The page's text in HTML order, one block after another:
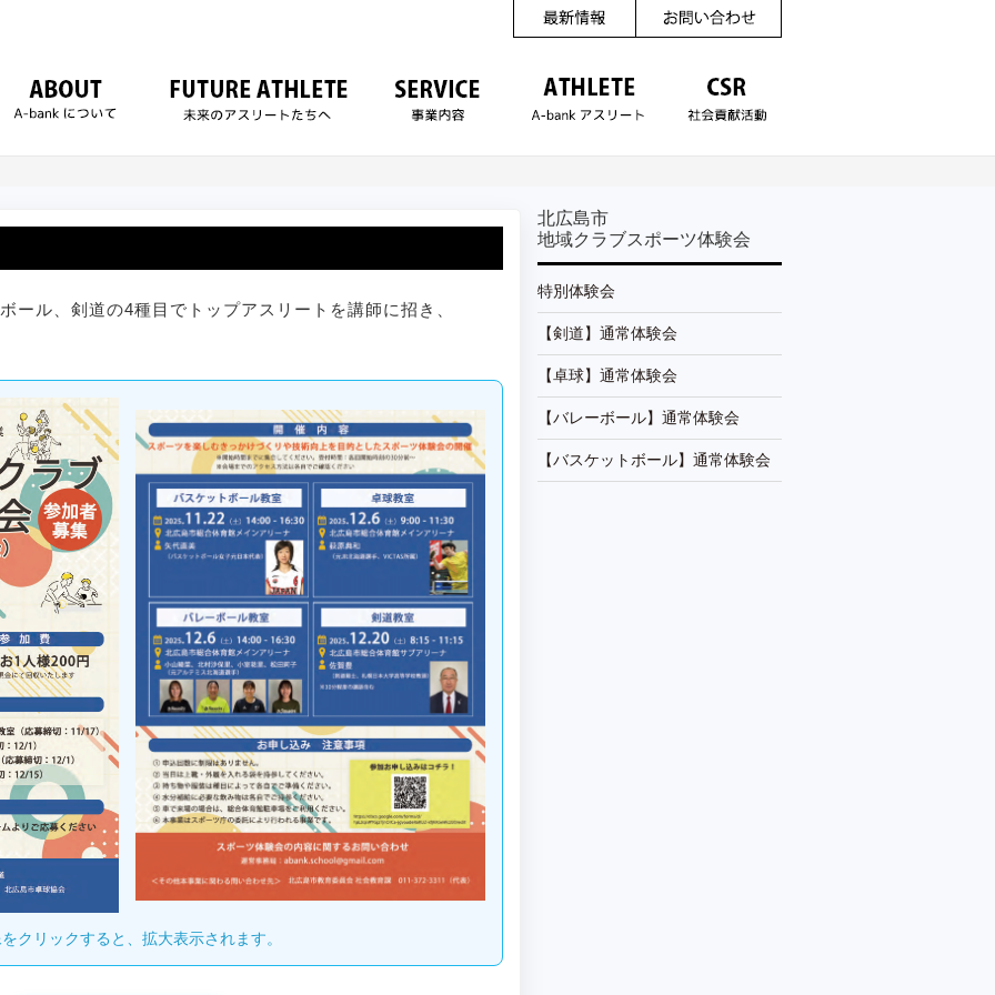
ール、剣道の4種目でトップアスリートを講師に招き、
クリックすると、拡大表示されます。
北広島市
地域クラブスポーツ体験会
特別体験会
【剣道】通常体験会
【卓球】通常体験会
【バレーボール】通常体験会
【バスケットボール】通常体験会